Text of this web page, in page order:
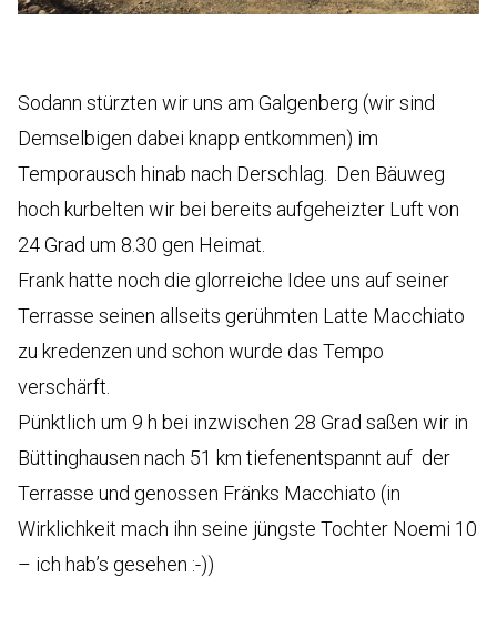
Sodann stürzten wir uns am Galgenberg (wir sind
Demselbigen dabei knapp entkommen) im
Temporausch hinab nach Derschlag. Den Bäuweg
hoch kurbelten wir bei bereits aufgeheizter Luft von
24 Grad um 8.30 gen Heimat.
Frank hatte noch die glorreiche Idee uns auf seiner
Terrasse seinen allseits gerühmten Latte Macchiato
zu kredenzen und schon wurde das Tempo
verschärft.
Pünktlich um 9 h bei inzwischen 28 Grad saßen wir in
Büttinghausen nach 51 km tiefenentspannt auf der
Terrasse und genossen Fränks Macchiato (in
Wirklichkeit mach ihn seine jüngste Tochter Noemi 10
– ich hab’s gesehen :-))